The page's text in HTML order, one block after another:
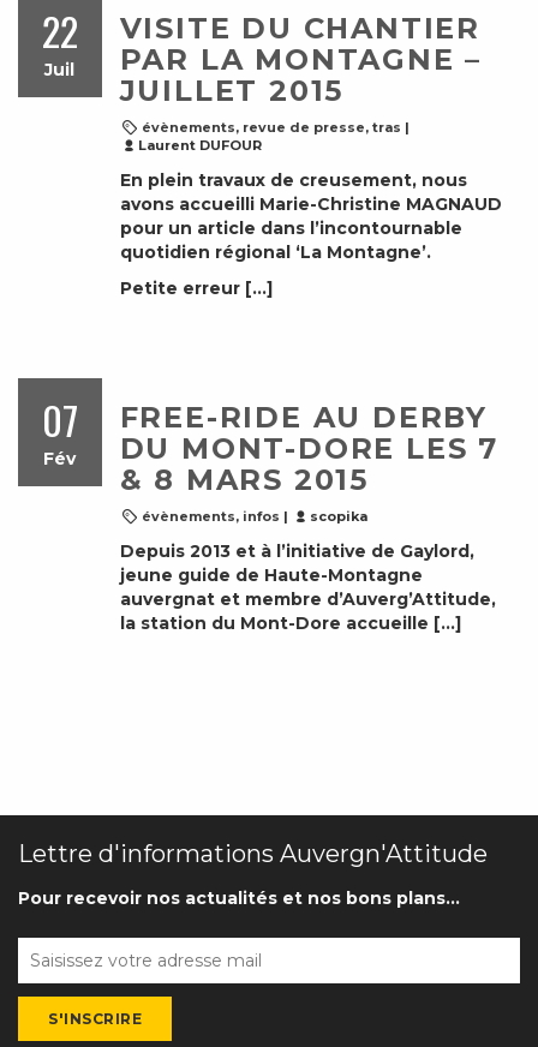
22
Juil
VISITE DU CHANTIER
PAR LA MONTAGNE –
JUILLET 2015
évènements, revue de presse,tras |
Laurent DUFOUR
En plein travaux de creusement, nous
avons accueilli Marie-Christine MAGNAUD
pour un article dans l’incontournable
quotidien régional ‘La Montagne’.
Petite erreur […]
07
Fév
FREE-RIDE AU DERBY
DU MONT-DORE LES 7
& 8 MARS 2015
évènements, infos | scopika
Depuis 2013 et à l’initiative de Gaylord,
jeune guide de Haute-Montagne
auvergnat et membre d’Auverg’Attitude,
la station du Mont-Dore accueille […]
Lettre d'informations Auvergn'Attitude
Pour recevoir nos actualités et nos bons plans...